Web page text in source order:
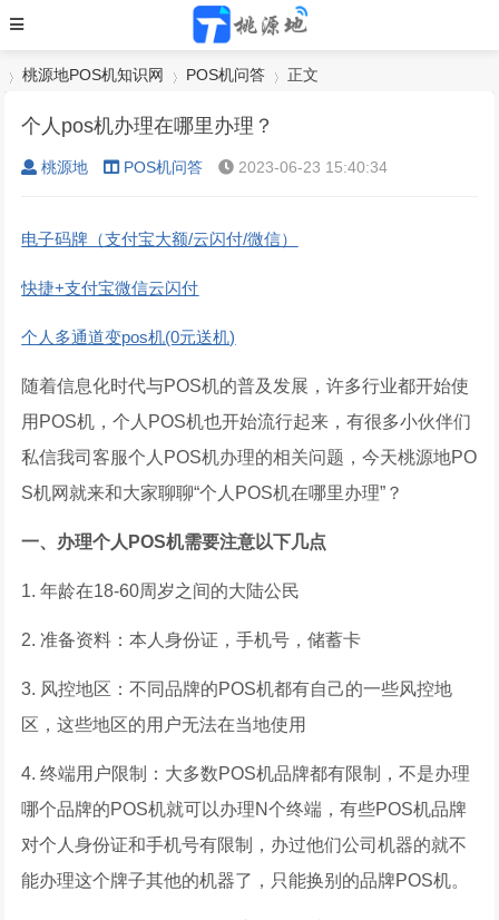
桃源地POS机知识网
›
POS机问答
›
正文
个人pos机办理在哪里办理？
桃源地 POS机问答 2023-06-23 15:40:34
电子码牌（支付宝大额/云闪付/微信）
快捷+支付宝微信云闪付
个人多通道变pos机(0元送机)
随着信息化时代与POS机的普及发展，许多行业都开始使
用POS机，个人POS机也开始流行起来，有很多小伙伴们
私信我司客服个人POS机办理的相关问题，今天桃源地PO
S机网就来和大家聊聊“个人POS机在哪里办理”？
一、办理个人POS机需要注意以下几点
1. 年龄在18-60周岁之间的大陆公民
2. 准备资料：本人身份证，手机号，储蓄卡
3. 风控地区：不同品牌的POS机都有自己的一些风控地
区，这些地区的用户无法在当地使用
4. 终端用户限制：大多数POS机品牌都有限制，不是办理
哪个品牌的POS机就可以办理N个终端，有些POS机品牌
对个人身份证和手机号有限制，办过他们公司机器的就不
能办理这个牌子其他的机器了，只能换别的品牌POS机。